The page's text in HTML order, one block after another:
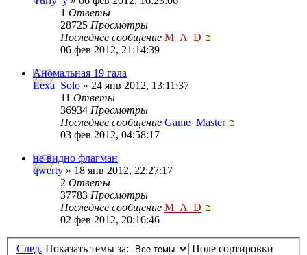
1 Ответы
28725 Просмотры
Последнее сообщение M_A_D
06 фев 2012, 21:14:39
Аномальная 19 гала
Lexa_Solo » 24 янв 2012, 13:11:37
11 Ответы
36934 Просмотры
Последнее сообщение Game_Master
03 фев 2012, 04:58:17
не видно флагман
qwerty » 18 янв 2012, 22:27:17
2 Ответы
37783 Просмотры
Последнее сообщение M_A_D
02 фев 2012, 20:16:46
След. Показать темы за: Поле сортировки